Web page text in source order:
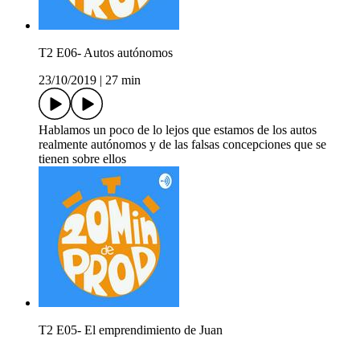
T2 E06- Autos autónomos
23/10/2019
27 min
Hablamos un poco de lo lejos que estamos de los autos
realmente autónomos y de las falsas concepciones que se
tienen sobre ellos
T2 E05- El emprendimiento de Juan